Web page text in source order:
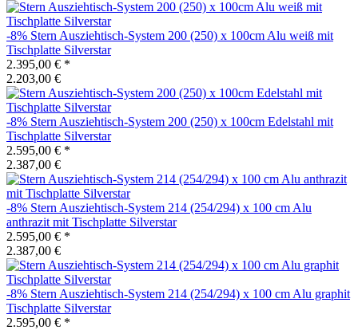
-8% Stern Ausziehtisch-System 200 (250) x 100cm Alu weiß mit
Tischplatte Silverstar
2.395,00 € *
2.203,00 €
-8% Stern Ausziehtisch-System 200 (250) x 100cm Edelstahl mit
Tischplatte Silverstar
2.595,00 € *
2.387,00 €
-8% Stern Ausziehtisch-System 214 (254/294) x 100 cm Alu
anthrazit mit Tischplatte Silverstar
2.595,00 € *
2.387,00 €
-8% Stern Ausziehtisch-System 214 (254/294) x 100 cm Alu graphit
Tischplatte Silverstar
2.595,00 € *